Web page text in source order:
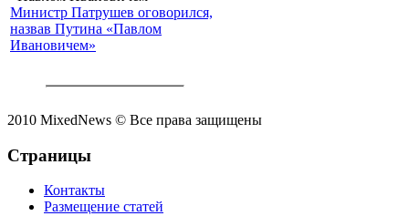
Министр Патрушев оговорился,
назвав Путина «Павлом
Ивановичем»
2010 MixedNews © Все права защищены
Страницы
Контакты
Размещение статей